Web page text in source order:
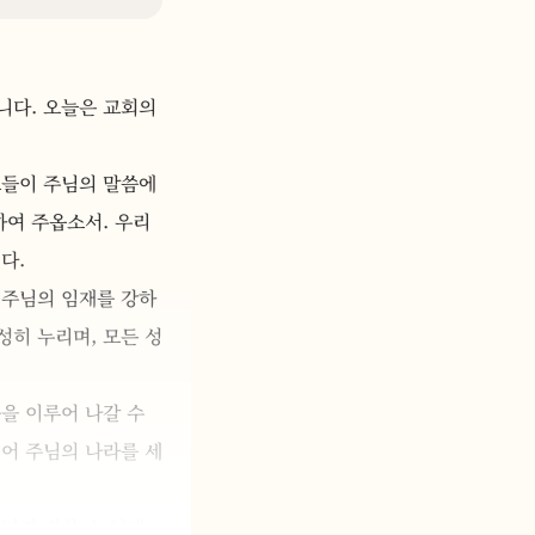
다. 오늘은 교회의
이 주님의 말씀에
주옵소서. 우리
.
님의 임재를 강하
히 누리며, 모든 성
이루어 나갈 수
주님의 나라를 세